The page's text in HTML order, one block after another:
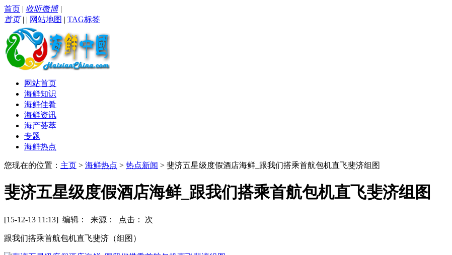
首页 | 收听微博|
首页| | 网站地图 | TAG标签
网站首页
海鲜知识
海鲜佳肴
海鲜资讯
海产荟萃
专题
海鲜热点
您现在的位置： 主页 > 海鲜热点 > 热点新闻 > 斐济五星级度假酒店海鲜_跟我们搭乘首航包机直飞斐济组图
斐济五星级度假酒店海鲜_跟我们搭乘首航包机直飞斐济组图
[15-12-13 11:13] 编辑： 来源： 点击： 次
跟我们搭乘首航包机直飞斐济（组图）